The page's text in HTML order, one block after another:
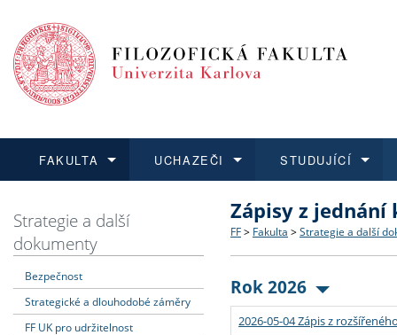
FAKULTA
Dozvědět se více
Struktura a historie
Strategie a další
Podpora a benefity pro
UCHAZEČI
Podat přihlášku
Co studovat a jak se
Učitelské studijní
Informace k průběhu
STUDUJÍCÍ
Dozvědět se více
Bakalářské a magisterské
Doktorské studium
Rigorózní řízení
Dozvědět se více
O vědě a výzkumu na FF
Akademické kvalifikace
Granty a projekty
Dozvědět se více
Aktuální nabídky a
Vyjíždějící studenti
Přijíždějící studenti
Strategie a další
dokumenty
Bezpečnost
Strategické a dlouhodobé záměry
FF UK pro udržitelnost
Zápisy z jednání
FF > Fakulta > Strategie a další
Rok 2026
2026-05-04 Zápis z